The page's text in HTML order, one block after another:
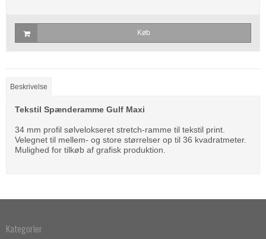
Køb
Beskrivelse
Tekstil Spænderamme Gulf Maxi
34 mm profil sølvelokseret stretch-ramme til tekstil print.
Velegnet til mellem- og store størrelser op til 36 kvadratmeter.
Mulighed for tilkøb af grafisk produktion.
Kategorier